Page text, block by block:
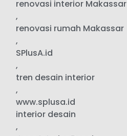
renovasi interior Makassar
,
renovasi rumah Makassar
,
SPlusA.id
,
tren desain interior
,
www.splusa.id
interior desain
,